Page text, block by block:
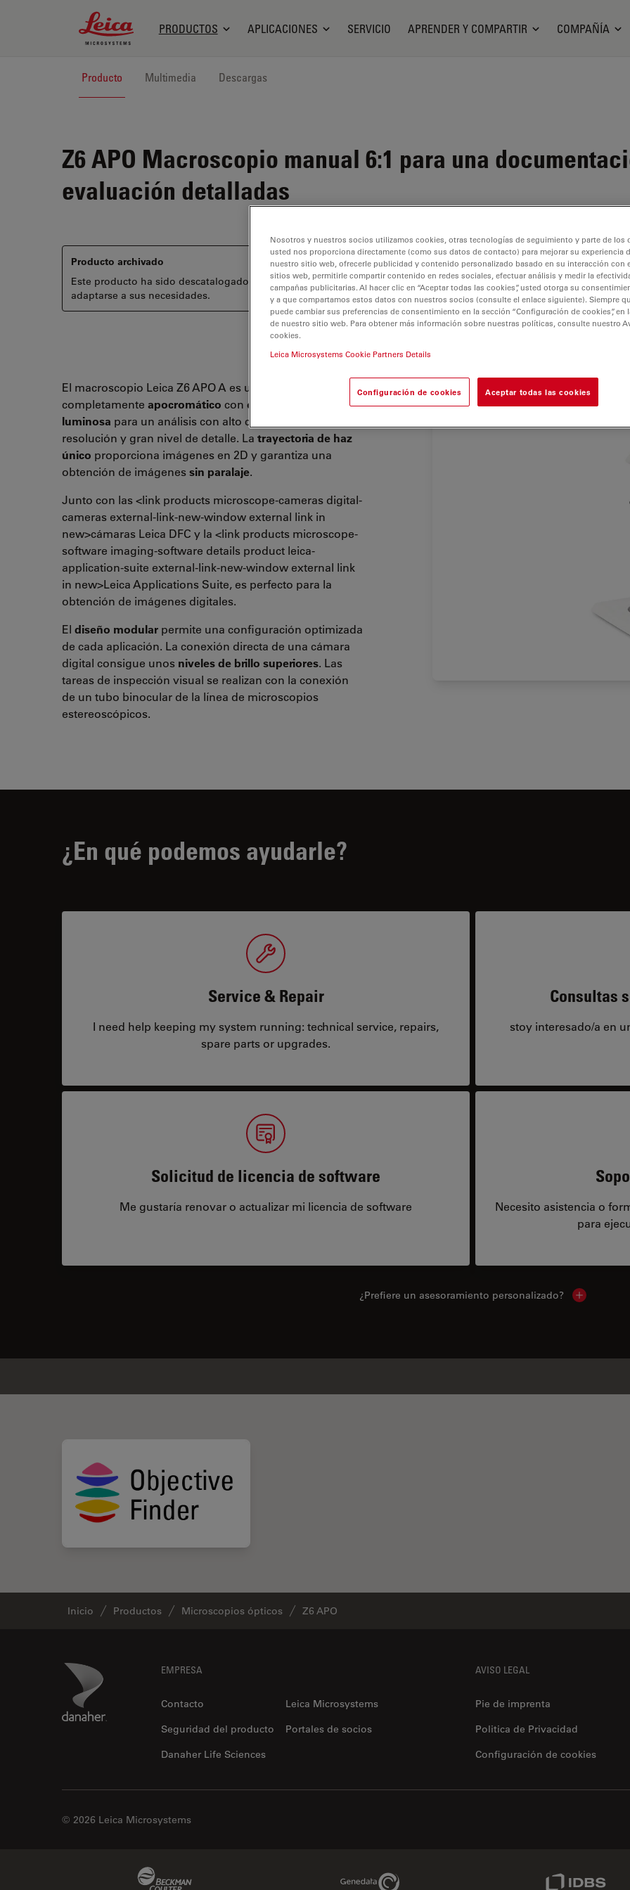
Leica Microsystems Logo
PRODUCTOS APLICACIONES SERVICIO APRENDER Y COMPARTIR COMPAÑÍA
Producto Multimedia Descargas
Z6 APO Macroscopio manual 6:1 para una
evaluación detalladas
Producto archivado
Este producto ha sido descatalogado y ya no está disponible. Póngase en contacto con nosotros para obtener
adaptarse a sus necesidades.
El macroscopio Leica Z6 APO A es un
completamente apocromático con excelente transmisión
luminosa para un análisis con alto contraste, alta
resolución y gran nivel de detalle. La trayectoria de haz
único proporciona imágenes en 2D y garantiza una
obtención de imágenessin paralaje.
Junto con las <link products microscope-cameras digital-
cameras external-link-new-window external link in
new>cámaras Leica DFC y la <link products microscope-
software imaging-software details product leica-
application-suite external-link-new-window external link
in new>Leica Applications Suite, es perfecto para la
obtención de imágenes digitales.
El diseño modular permite una configuración optimizada
de cada aplicación. La conexión directa de una cámara
digital consigue unos niveles de brillo superiores. Las
tareas de inspección visual se realizan con la conexión
de un tubo binocular de la línea de microscopios
estereoscópicos.
¿En qué podemos ayudarle?
Service & Repair
I need help keeping my system running: technical service, repairs,
spare parts or upgrades.
Consultas
stoy interesado/a en
Solicitud de licencia de software
Me gustaría renovar o actualizar mi licencia de software
Necesito asistencia o
para
¿Prefiere un asesoramiento personalizado? Show local
Inicio Productos Microscopios ópticos Z6 APO
Danaher Logo EMPRESA
Contacto
Leica Microsystems
Seguridad del producto
Portales de socios
Danaher Life Sciences
AVISO LEGAL
Pie de imprenta
Politica de Privacidad
Configuración de cookies
© 2026 Leica Microsystems
Genedata Link
Nosotros y nuestros socios utilizamos cookies, otras tecnologías de seguimiento y parte de los
usted nos proporciona directamente (como sus datos de contacto) para mejorar su experiencia
nuestro sitio web, ofrecerle publicidad y contenido personalizado basado en su interacción con
sitios web, permitirle compartir contenido en redes sociales, efectuar análisis y medir la
campañas publicitarias. Al hacer clic en “Aceptar todas las cookies”, usted otorga su
y a que compartamos estos datos con nuestros socios (consulte el enlace siguiente). Siempre
puede cambiar sus preferencias de consentimiento en la sección “Configuración de cookies”, en
de nuestro sitio web. Para obtener más información sobre nuestras políticas, consulte nuestro
cookies.
Leica Microsystems Cookie Partners Details
Configuración de cookies Aceptar todas las cookies